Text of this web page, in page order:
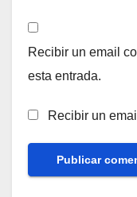
Recibir un email
esta entrada.
Recibir un